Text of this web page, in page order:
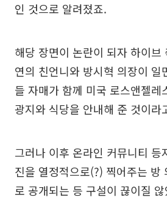
인 것으로 알려졌죠.
해당 장면이 논란이 되자 하이브
연의 친언니와 방시혁 의장이 일
들 자매가 함께 미국 로스앤젤레
광지와 식당을 안내해 준 것이라
그러나 이후 온라인 커뮤니티 등
진을 열정적으로(?) 찍어주는 방
로 공개되는 등 구설이 끊이질